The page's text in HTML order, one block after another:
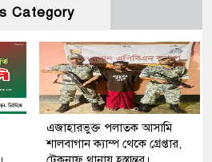
Category
এজাহারভুক্ত পলাতক আসামি
শালবাগান ক্যাম্প থেকে গ্রেপ্তার,